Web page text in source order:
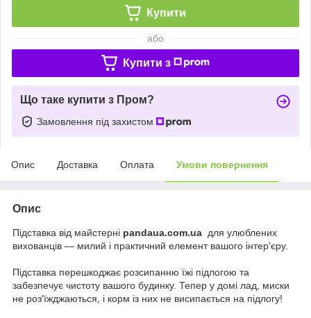
Купити
або
Купити з
Що таке купити з Пром?
Замовлення під захистом
Опис Доставка Оплата Умови повернення
Опис
Підставка від майстерні pandaua.com.ua для улюблених
вихованців — милий і практичний елемент вашого інтер'єру.
Підставка перешкоджає розсипанню їжі підлогою та
забезпечує чистоту вашого будинку. Тепер у домі лад, миски
не роз'їжджаються, і корм із них не висипається на підлогу!